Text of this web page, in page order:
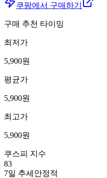
쿠팡에서 구매하기
구매 추천 타이밍
최저가
5,900원
평균가
5,900원
최고가
5,900원
쿠스피 지수
83
7일 추세 안정적